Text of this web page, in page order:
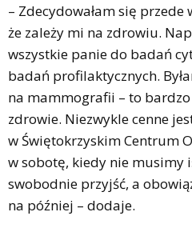
– Zdecydowałam się
że zależy mi na zdrowiu.
wszystkie panie do badań
badań profilaktycznych.
na mammografii – to
zdrowie. Niezwykle cenne
w Świętokrzyskim Centrum
w sobotę, kiedy nie musimy
swobodnie przyjść, a
na później – dodaje.